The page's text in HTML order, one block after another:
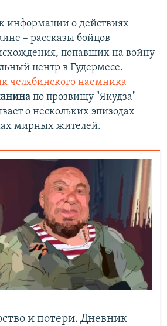
информации о действиях
– рассказы бойцов
попавших на войну
центр в Гудермесе.
челябинского наемника
по прозвищу "Якудза"
о нескольких эпизодах
мирных жителей.
и потери. Дневник